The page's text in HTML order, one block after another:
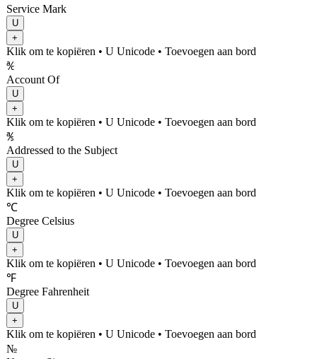
Service Mark
U
+
Klik om te kopiëren • U Unicode • Toevoegen aan bord
℀
Account Of
U
+
Klik om te kopiëren • U Unicode • Toevoegen aan bord
℁
Addressed to the Subject
U
+
Klik om te kopiëren • U Unicode • Toevoegen aan bord
℃
Degree Celsius
U
+
Klik om te kopiëren • U Unicode • Toevoegen aan bord
℉
Degree Fahrenheit
U
+
Klik om te kopiëren • U Unicode • Toevoegen aan bord
№